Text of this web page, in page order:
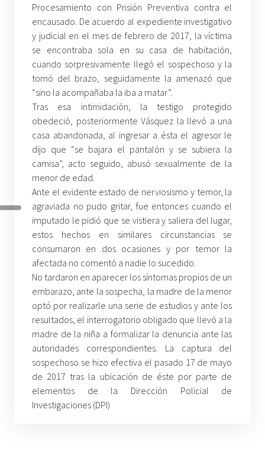
Procesamiento con Prisión Preventiva contra el
encausado. De acuerdo al expediente investigativo
y judicial en el mes de febrero de 2017, la víctima
se encontraba sola en su casa de habitación,
cuando sorpresivamente llegó el sospechoso y la
tomó del brazo, seguidamente la amenazó que
“sino la acompañaba la iba a matar”.
Tras esa intimidación, la testigo protegido
obedeció, posteriormente Vásquez la llevó a una
casa abandonada, al ingresar a ésta el agresor le
dijo que “se bajara el pantalón y se subiera la
camisa”, acto seguido, abusó sexualmente de la
menor de edad.
Ante el evidente estado de nerviosismo y temor, la
agraviada no pudo gritar, fue entonces cuando el
imputado le pidió que se vistiera y saliera del lugar,
estos hechos en similares circunstancias se
consumaron en dos ocasiones y por temor la
afectada no comentó a nadie lo sucedido.
No tardaron en aparecer los síntomas propios de un
embarazo, ante la sospecha, la madre de la menor
optó por realizarle una serie de estudios y ante los
resultados, el interrogatorio obligado que llevó a la
madre de la niña a formalizar la denuncia ante las
autoridades correspondientes. La captura del
sospechoso se hizo efectiva el pasado 17 de mayo
de 2017 tras la ubicación de éste por parte de
elementos de la Dirección Policial de
Investigaciones (DPI)